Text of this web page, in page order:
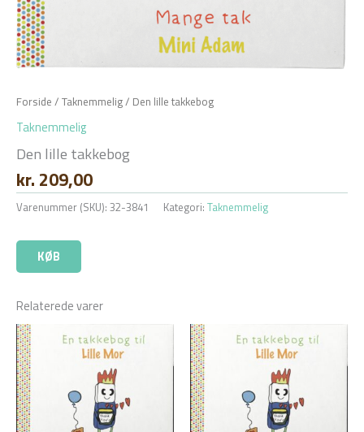
Forside / Taknemmelig/ Den lille takkebog
Taknemmelig
Den lille takkebog
kr. 209,00
Varenummer (SKU): 32-3841 Kategori: Taknemmelig
KØB
Relaterede varer